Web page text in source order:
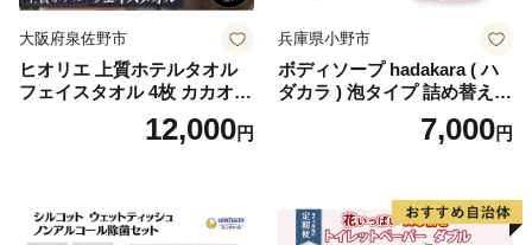
大阪府泉佐野市
ヒオリエ 上質ホテルタオル
フェイスタオル 4枚 カカオ
【タオル 泉州タオル 吸水 普
段使い 無地 シンプル 日用品
12,000円
兵庫県小野市
ボディソープ hadakara ( ハ
ダカラ ) 泡タイプ 詰め替え 4
40ml×4袋 ボディーソープ 泡
ボディソープ 泡 日用品 消耗
泡石鹸 石鹸 兵庫 兵庫県 小野
7,000円